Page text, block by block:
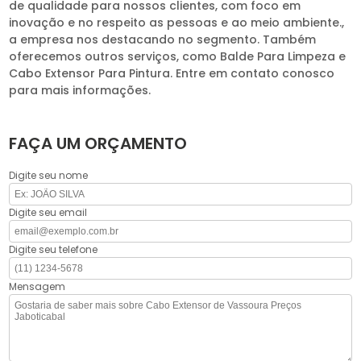
de qualidade para nossos clientes, com foco em
inovação e no respeito as pessoas e ao meio ambiente.,
a empresa nos destacando no segmento. Também
oferecemos outros serviços, como Balde Para Limpeza e
Cabo Extensor Para Pintura. Entre em contato conosco
para mais informações.
FAÇA UM ORÇAMENTO
Digite seu nome
Digite seu email
Digite seu telefone
Mensagem